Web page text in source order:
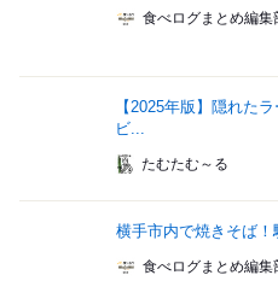
食べログまとめ編集
【2025年版】隠れた
ビ...
たむたむ～る
横手市内で焼きそば
食べログまとめ編集